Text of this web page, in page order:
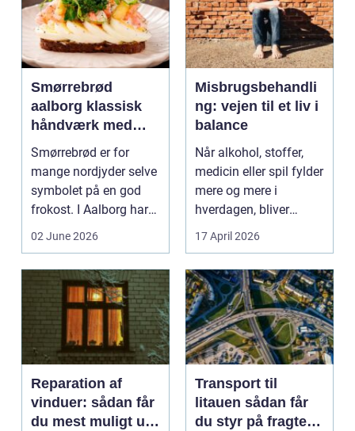
Smørrebrød
aalborg klassisk
håndværk med
moderne twist
Smørrebrød er for
mange nordjyder selve
symbolet på en god
frokost. I Aalborg har
den klassiske spis...
02 June 2026
Misbrugsbehandli
ng: vejen til et liv i
balance
Når alkohol, stoffer,
medicin eller spil fylder
mere og mere i
hverdagen, bliver
grænsen...
17 April 2026
Reparation af
vinduer: sådan får
du mest muligt ud
Transport til
litauen sådan får
du styr på fragten